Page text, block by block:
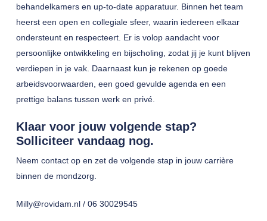
behandelkamers en up-to-date apparatuur. Binnen het team
heerst een open en collegiale sfeer, waarin iedereen elkaar
ondersteunt en respecteert. Er is volop aandacht voor
persoonlijke ontwikkeling en bijscholing, zodat jij je kunt blijven
verdiepen in je vak. Daarnaast kun je rekenen op goede
arbeidsvoorwaarden, een goed gevulde agenda en een
prettige balans tussen werk en privé.
Klaar voor jouw volgende stap?
Solliciteer vandaag nog.
Neem contact op en zet de volgende stap in jouw carrière
binnen de mondzorg.
Milly@rovidam.nl / 06 30029545